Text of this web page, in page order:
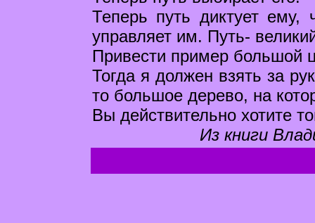
Теперь путь диктует ему,
управляет им. Путь-
Привести пример большой
Тогда я должен взять за
то большое дерево, на
Вы действительно хотите
Из книги